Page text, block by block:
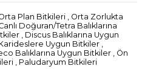
Plan Bitkileri
Orta Zorlukta
Doğuran/Tetra Balıklarına
Discus Balıklarına Uygun
Uygun Bitkiler
Balıklarına Uygun Bitkiler
Ön
Paludaryum Bitkileri